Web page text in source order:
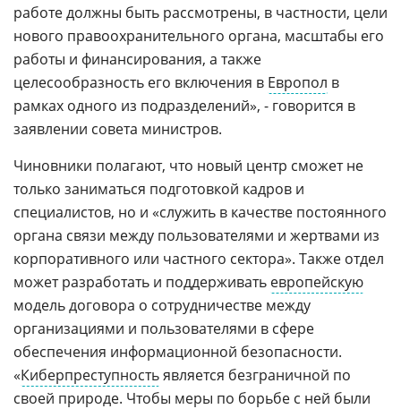
работе должны быть рассмотрены, в частности, цели
нового правоохранительного органа, масштабы его
работы и финансирования, а также
целесообразность его включения в Европол в
рамках одного из подразделений», - говорится в
заявлении совета министров.
Чиновники полагают, что новый центр сможет не
только заниматься подготовкой кадров и
специалистов, но и «служить в качестве постоянного
органа связи между пользователями и жертвами из
корпоративного или частного сектора». Также отдел
может разработать и поддерживать европейскую
модель договора о сотрудничестве между
организациями и пользователями в сфере
обеспечения информационной безопасности.
«Киберпреступностьявляется безграничной по
своей природе. Чтобы меры по борьбе с ней были